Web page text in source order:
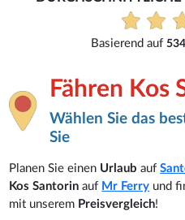
Basierend auf53458
Fähren Kos
Wählen Sie das
Sie
Planen Sie einen Urlaubauf
Kos Santorin auf Mr Ferry und
mit unserem Preisvergleich!